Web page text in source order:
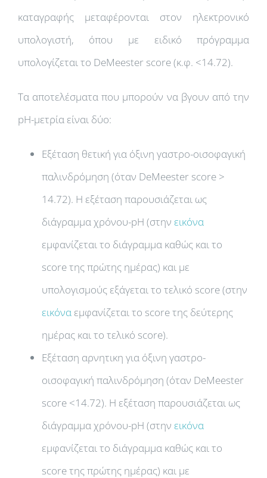
καταγραφής μεταφέρονται στον ηλεκτρονικό
υπολογιστή, όπου με ειδικό πρόγραμμα
υπολογίζεται το DeMeester score (κ.φ. <14.72).
Τα αποτελέσματα που μπορούν να βγουν από την
pH-μετρία είναι δύο:
Εξέταση θετική για όξινη γαστρο-οισοφαγική
παλινδρόμηση (όταν DeMeester score >
14.72). Η εξέταση παρουσιάζεται ως
διάγραμμα χρόνου-pH (στην εικόνα
εμφανίζεται το διάγραμμα καθώς και το
score της πρώτης ημέρας) και με
υπολογισμούς εξάγεται το τελικό score (στην
εικόνα εμφανίζεται το score της δεύτερης
ημέρας και το τελικό score).
Εξέταση αρνητικη για όξινη γαστρο-
οισοφαγική παλινδρόμηση (όταν DeMeester
score <14.72). Η εξέταση παρουσιάζεται ως
διάγραμμα χρόνου-pH (στην εικόνα
εμφανίζεται το διάγραμμα καθώς και το
score της πρώτης ημέρας) και με